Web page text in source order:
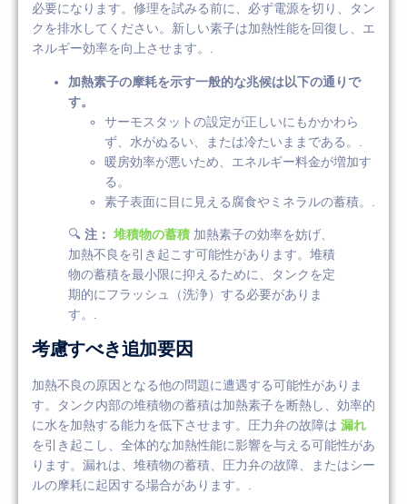
必要になります。修理を試みる前に、必ず電源を切り、タン
クを排水してください。新しい素子は加熱性能を回復し、エ
ネルギー効率を向上させます。.
加熱素子の摩耗を示す一般的な兆候は以下の通りで
す。
サーモスタットの設定が正しいにもかかわら
ず、水がぬるい、または冷たいままである。.
暖房効率が悪いため、エネルギー料金が増加す
る。
素子表面に目に見える腐食やミネラルの蓄積。.
🔍 注： 堆積物の蓄積 加熱素子の効率を妨げ、
加熱不良を引き起こす可能性があります。堆積
物の蓄積を最小限に抑えるために、タンクを定
期的にフラッシュ（洗浄）する必要がありま
す。.
考慮すべき追加要因
加熱不良の原因となる他の問題に遭遇する可能性がありま
す。タンク内部の堆積物の蓄積は加熱素子を断熱し、効率的
に水を加熱する能力を低下させます。圧力弁の故障は 漏れ
を引き起こし、全体的な加熱性能に影響を与える可能性があ
ります。漏れは、堆積物の蓄積、圧力弁の故障、またはシー
ルの摩耗に起因する場合があります。.